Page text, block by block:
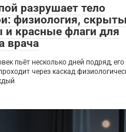
разрушает тело
физиология,
и красные флаги для
врача
пьёт несколько дней подряд, его
через каскад